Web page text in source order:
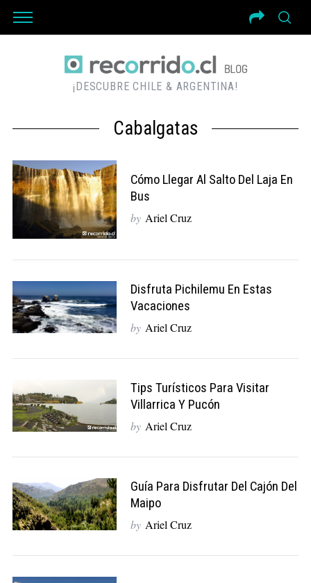
¡DESCUBRE CHILE & ARGENTINA!
Cabalgatas
Cómo Llegar Al Salto Del Laja En
Bus
by Ariel Cruz
Disfruta Pichilemu En Estas
Vacaciones
by Ariel Cruz
Tips Turísticos Para Visitar
Villarrica Y Pucón
by Ariel Cruz
Guía Para Disfrutar Del Cajón Del
Maipo
by Ariel Cruz